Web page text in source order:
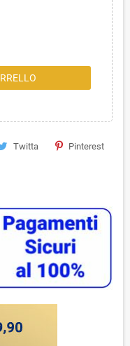
Twitta Pinterest